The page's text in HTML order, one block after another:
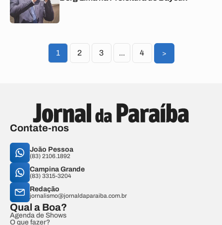
1 2 3 ... 4 >
Contate-nos
João Pessoa
(83) 2106.1892
Campina Grande
(83) 3315-3204
Redação
jornalismo@jornaldaparaiba.com.br
Qual a Boa?
Agenda de Shows
O que fazer?